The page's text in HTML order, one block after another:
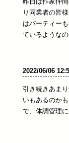
り同業者の皆
はパーティー
ているような
2022/06/06
引き続きあま
いもあるのか
で、体調管理に